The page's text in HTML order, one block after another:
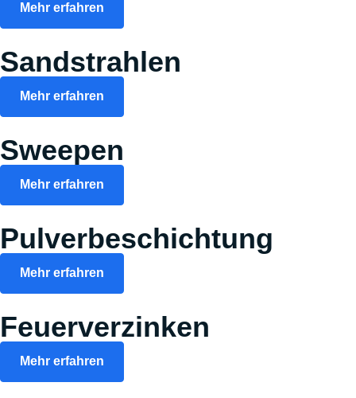
Mehr erfahren
Sandstrahlen
Mehr erfahren
Sweepen
Mehr erfahren
Pulverbeschichtung
Mehr erfahren
Feuerverzinken
Mehr erfahren